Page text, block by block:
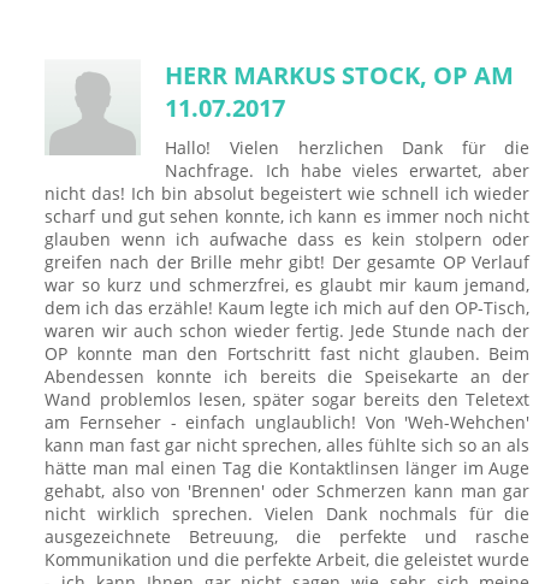
HERR MARKUS STOCK, OP AM
11.07.2017
Hallo! Vielen herzlichen Dank für die
Nachfrage. Ich habe vieles erwartet, aber
nicht das! Ich bin absolut begeistert wie schnell ich wieder
scharf und gut sehen konnte, ich kann es immer noch nicht
glauben wenn ich aufwache dass es kein stolpern oder
greifen nach der Brille mehr gibt! Der gesamte OP Verlauf
war so kurz und schmerzfrei, es glaubt mir kaum jemand,
dem ich das erzähle! Kaum legte ich mich auf den OP-Tisch,
waren wir auch schon wieder fertig. Jede Stunde nach der
OP konnte man den Fortschritt fast nicht glauben. Beim
Abendessen konnte ich bereits die Speisekarte an der
Wand problemlos lesen, später sogar bereits den Teletext
am Fernseher - einfach unglaublich! Von 'Weh-Wehchen'
kann man fast gar nicht sprechen, alles fühlte sich so an als
hätte man mal einen Tag die Kontaktlinsen länger im Auge
gehabt, also von 'Brennen' oder Schmerzen kann man gar
nicht wirklich sprechen. Vielen Dank nochmals für die
ausgezeichnete Betreuung, die perfekte und rasche
Kommunikation und die perfekte Arbeit, die geleistet wurde